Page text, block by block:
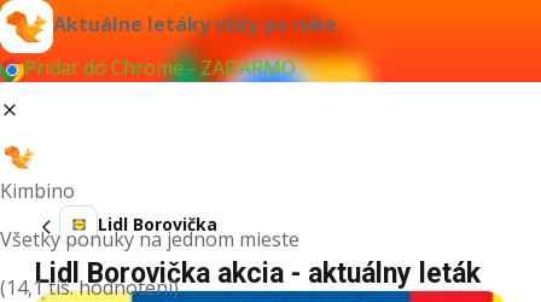
Aktuálne letáky vždy po ruke
Pridať do Chrome - ZADARMO
Kimbino
Všetky ponuky na jednom mieste
(14,1 tis. hodnotení)
Lidl Borovička
Lidl Borovička akcia - aktuálny leták